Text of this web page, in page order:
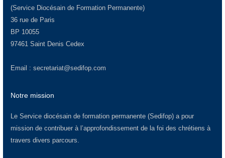
(Service Diocésain de Formation Permanente)
36 rue de Paris
BP 10055
97461 Saint Denis Cedex
Email : secretariat@sedifop.com
Notre mission
Le Service diocésain de formation permanente (Sedifop) a pour
mission de contribuer à l’approfondissement de la foi des chrétiens à
travers divers parcours.